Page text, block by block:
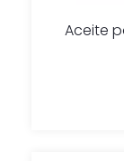
Aceite